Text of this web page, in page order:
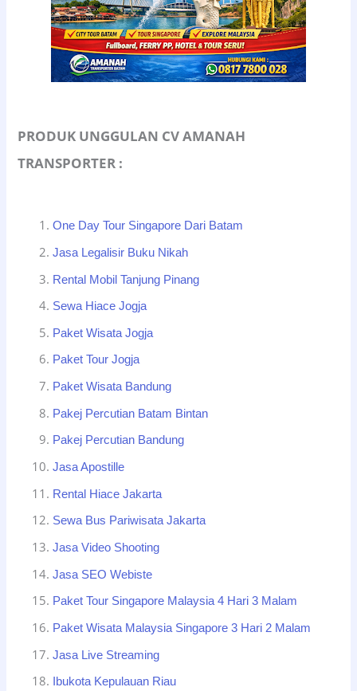
PRODUK UNGGULAN CV AMANAH
TRANSPORTER :
One Day Tour Singapore Dari Batam
Jasa Legalisir Buku Nikah
Rental Mobil Tanjung Pinang
Sewa Hiace Jogja
Paket Wisata Jogja
Paket Tour Jogja
Paket Wisata Bandung
Pakej Percutian Batam Bintan
Pakej Percutian Bandung
Jasa Apostille
Rental Hiace Jakarta
Sewa Bus Pariwisata Jakarta
Jasa Video Shooting
Jasa SEO Webiste
Paket Tour Singapore Malaysia 4 Hari 3 Malam
Paket Wisata Malaysia Singapore 3 Hari 2 Malam
Jasa Live Streaming
Ibukota Kepulauan Riau